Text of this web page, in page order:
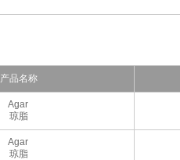
产品名称
Agar
琼脂
Agar
琼脂